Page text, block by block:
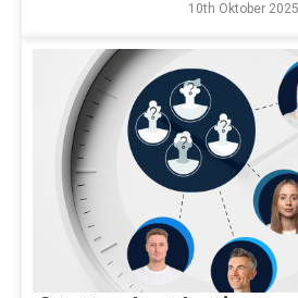
10th Oktober 2025